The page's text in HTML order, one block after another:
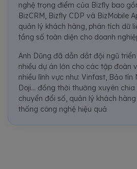
nghệ trọng điểm của Bizfly bao
BizCRM, Bizfly CDP và BizMobile
quản lý khách hàng, phân tích dữ
tầng số toàn diện cho doanh
Anh Dũng đã dẫn dắt đội ngũ
nhiều dự án lớn cho các tập đoàn
nhiều lĩnh vực như: Vinfast, Bảo tín
Doji... đồng thời thường xuyên
chuyển đổi số, quản lý khách
thống công nghệ hiệu quả